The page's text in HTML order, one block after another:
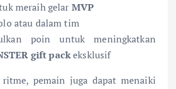
meraih gelar MVP
atau dalam tim
poin untuk meningkatkan
gift packeksklusif
pemain juga dapat menaiki